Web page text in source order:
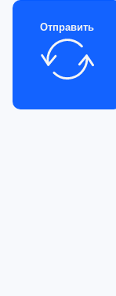
Отправить